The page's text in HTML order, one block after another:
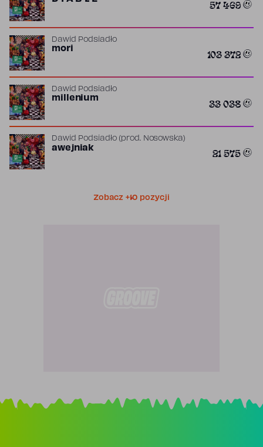
57 469
Dawid Podsiadło
mori 103 372
Dawid Podsiadło
millenium 33 038
Dawid Podsiadło(prod. Nosowska)
awejniak 21 575
Zobacz +10 pozycji